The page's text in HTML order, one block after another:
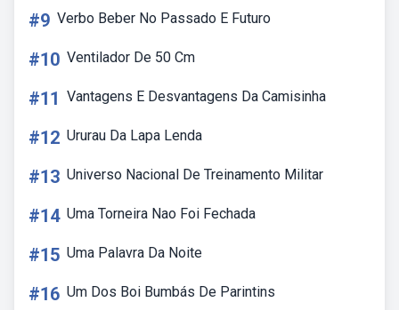
#9 Verbo Beber No Passado E Futuro
#10 Ventilador De 50 Cm
#11 Vantagens E Desvantagens Da Camisinha
#12 Ururau Da Lapa Lenda
#13 Universo Nacional De Treinamento Militar
#14 Uma Torneira Nao Foi Fechada
#15 Uma Palavra Da Noite
#16 Um Dos Boi Bumbás De Parintins